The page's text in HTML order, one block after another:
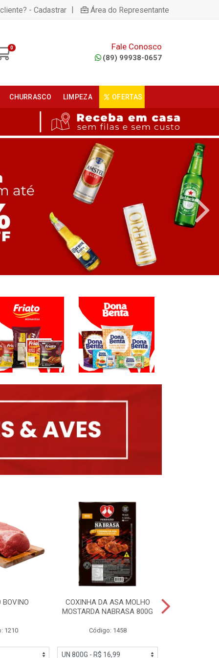
- Cadastrar | Área do Representante
0 Fale Conosco
(89) 99938-0657
CHURRASCO LIMPEZA OFERTAS
BOVINO
1210
COXINHA DA ASA MOLHO
MOSTARDA NABRASA 800G
Código: 1458